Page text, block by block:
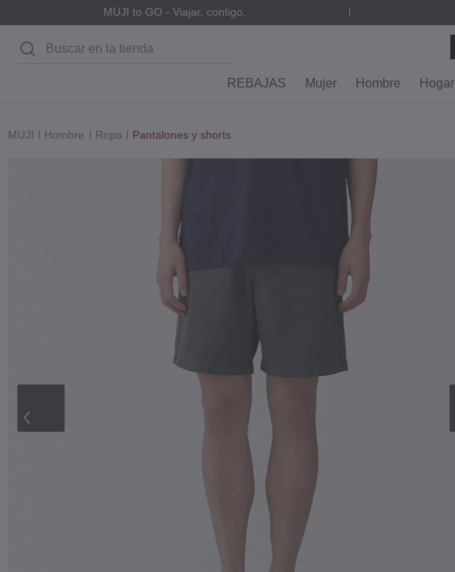
MUJI to GO - Viajar, contigo.
Buscar
REBAJAS Mujer Hombre Hogar
MUJI Hombre Ropa Pantalones y shorts